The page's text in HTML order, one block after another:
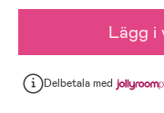
Lägg i
Delbetalamed